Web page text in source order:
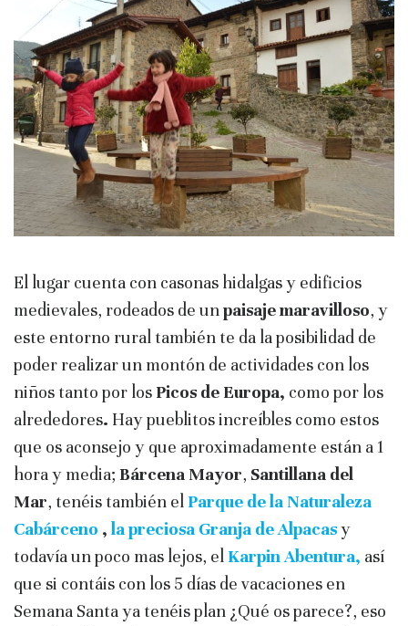
El lugar cuenta con casonas hidalgas y edificios
medievales, rodeados de un paisaje maravilloso, y
este entorno rural también te da la posibilidad de
poder realizar un montón de actividades con los
niños tanto por los Picos de Europa, como por los
alrededores. Hay pueblitos increíbles como estos
que os aconsejo y que aproximadamente están a 1
hora y media; Bárcena Mayor, Santillana del
Mar, tenéis también el Parque de la Naturaleza
Cabárceno , la preciosa Granja de Alpacasy
todavía un poco mas lejos, el Karpin Abentura, así
que si contáis con los 5 días de vacaciones en
Semana Santa ya tenéis plan ¿Qué os parece?, eso